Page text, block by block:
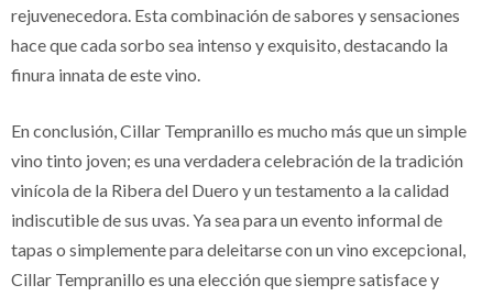
rejuvenecedora. Esta combinación de sabores y sensaciones
hace que cada sorbo sea intenso y exquisito, destacando la
finura innata de este vino.
En conclusión, Cillar Tempranillo es mucho más que un simple
vino tinto joven; es una verdadera celebración de la tradición
vinícola de la Ribera del Duero y un testamento a la calidad
indiscutible de sus uvas. Ya sea para un evento informal de
tapas o simplemente para deleitarse con un vino excepcional,
Cillar Tempranillo es una elección que siempre satisface y